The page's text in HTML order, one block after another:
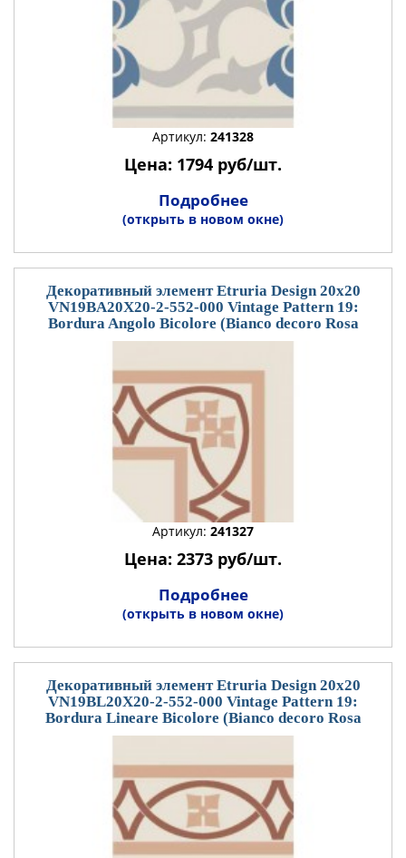
Артикул: 241328
Цена: 1794 руб/шт.
Подробнее
(открыть в новом окне)
Декоративный элемент Etruria Design 20x20
VN19BA20X20-2-552-000 Vintage Pattern 19:
Bordura Angolo Bicolore (Bianco decoro Rosa
Артикул: 241327
Цена: 2373 руб/шт.
Подробнее
(открыть в новом окне)
Декоративный элемент Etruria Design 20x20
VN19BL20X20-2-552-000 Vintage Pattern 19:
Bordura Lineare Bicolore (Bianco decoro Rosa